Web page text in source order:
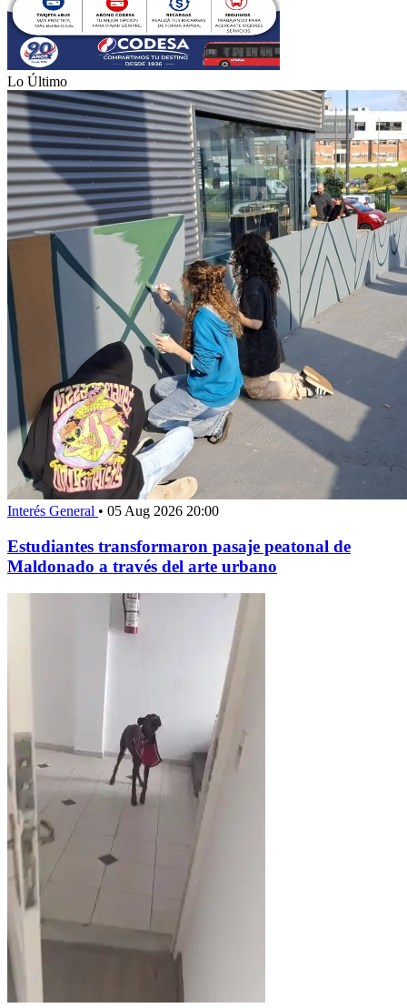
Lo Último
Interés General • 05 Aug 2026 20:00
Estudiantes transformaron pasaje peatonal de
Maldonado a través del arte urbano